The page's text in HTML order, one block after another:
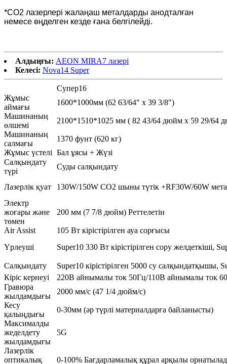
*CO2 лазерлері жалаңаш металдарды анодталған
немесе өңделген кезде ғана белгілейді.
Алдыңғы: AEON MIRA7 лазері
Келесі: Nova14 Super
Супер16
Жұмыс
аймағы
1600*1000мм (62 63/64" x 39 3/8")
Машинаның
өлшемі
2100*1510*1025 мм ( 82 43/64 дюйм x 59 29/64
Машинаның
салмағы
1370 фунт (620 кг)
Жұмыс үстелі Бал ұясы + Жүзі
Салқындату
түрі
Суды салқындату
Лазерлік қуат
130W/150W CO2 шыны түтік +RF30W/60W
Электр
жоғары және
төмен
200 мм (7 7/8 дюйм) Реттелетін
Air Assist
105 Вт кірістірілген ауа сорғысы
Үрлеуші
Super10 330 Вт кірістірілген сору желдеткіші,
Салқындату
Super10 кірістірілген 5000 су салқындатқышы,
Кіріс кернеуі
220В айнымалы ток 50Гц/110В айнымалы ток
Гравюра
жылдамдығы
2000 мм/с (47 1/4 дюйм/с)
Кесу
қалыңдығы
0-30мм (әр түрлі материалдарға байланысты)
Максималды
жеделдету
жылдамдығы
5G
Лазерлік
оптикалық
0-100% Бағдарламалық құрал арқылы